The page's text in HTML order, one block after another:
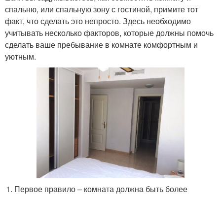
спальню, или спальную зону с гостиной, примите тот
факт, что сделать это непросто. Здесь необходимо
учитывать несколько факторов, которые должны помочь
сделать ваше пребывание в комнате комфортным и
уютным.
Первое правило – комната должна быть более